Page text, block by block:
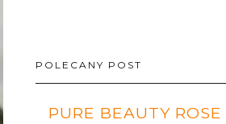
POLECANY POST
PURE BEAUTY ROSE